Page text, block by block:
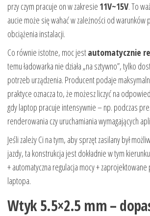
przy czym pracuje on w zakresie 11V~15V. To
aucie może się wahać w zależności od warunków
obciążenia instalacji.
Co równie istotne, moc jestautomatycznie
temu ładowarka nie działa „na sztywno”, tylko
potrzeb urządzenia. Producent podaje
praktyce oznacza to, że możesz liczyć na
gdy laptop pracuje intensywnie – np. podczas
renderowania czy uruchamiania wymagających
Jeśli zależy Ci na tym, aby sprzęt zasilany był
jazdy, ta konstrukcja jest dokładnie w tym
+ automatyczna regulacja mocy +
laptopa.
Wtyk 5.5×2.5 mm –